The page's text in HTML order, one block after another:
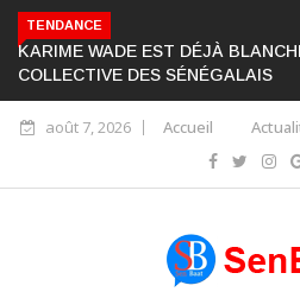
TENDANCE
KARIME WADE EST DÉJÀ
COLLECTIVE DES SÉNÉGALAIS
août 7, 2026 Accueil